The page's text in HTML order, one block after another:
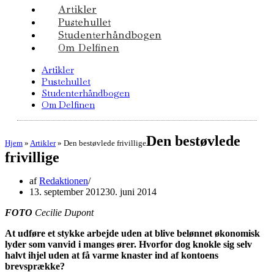
Artikler
Pustehullet
Studenterhåndbogen
Om Delfinen
Artikler
Pustehullet
Studenterhåndbogen
Om Delfinen
Hjem » Artikler» Den bestøvlede frivilligeDen bestøvlede
frivillige
afRedaktionen
13. september 201230. juni 2014
FOTO Cecilie Dupont
At udføre et stykke arbejde uden at blive belønnet økonomisk
lyder som vanvid i manges ører. Hvorfor dog knokle sig selv
halvt ihjel uden at få varme knaster ind af kontoens
brevsprække?